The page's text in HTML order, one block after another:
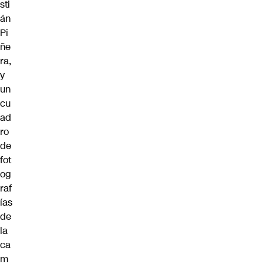
sti
án
Pi
ñe
ra,
y
un
cu
ad
ro
de
fot
og
raf
ías
de
la
ca
m